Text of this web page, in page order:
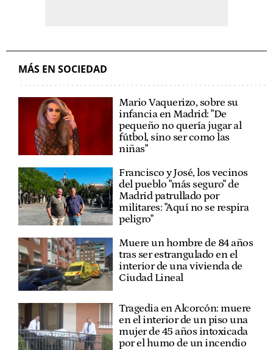
MÁS EN SOCIEDAD
Mario Vaquerizo, sobre su
infancia en Madrid: "De
pequeño no quería jugar al
fútbol, sino ser como las
niñas"
Francisco y José, los vecinos
del pueblo "más seguro" de
Madrid patrullado por
militares: "Aquí no se respira
peligro"
Muere un hombre de 84 años
tras ser estrangulado en el
interior de una vivienda de
Ciudad Lineal
Tragedia en Alcorcón: muere
en el interior de un piso una
mujer de 45 años intoxicada
por el humo de un incendio